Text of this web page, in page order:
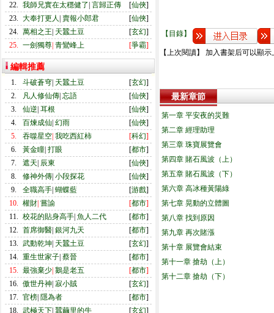
22. 我師兄實在太穩健了 言歸正傳 [仙俠]
23. 大奉打更人 賣報小郎君 [仙俠]
24. 萬相之王 天蠶土豆 [玄幻]
25. 一劍獨尊 青鸞峰上 [爭霸]
編輯推薦
1. 斗破蒼穹 天蠶土豆 [玄幻]
2.
凡人修仙傳 忘語 [仙俠]
3.
仙逆 耳根 [仙俠]
4.
百煉成仙 幻雨 [仙俠]
5.
吞噬星空 我吃西紅柿 [科幻]
6.
黃金瞳 打眼 [都市]
7.
遮天 辰東 [仙俠]
8.
修神外傳 小段探花 [仙俠]
9.
全職高手 蝴蝶藍 [游戲]
10. 權財 嘗諭 [都市]
11. 校花的貼身高手 魚人二代 [都市]
12. 首席御醫 銀河九天 [都市]
13. 武動乾坤 天蠶土豆 [玄幻]
14. 重生世家子 蔡晉 [都市]
15. 最強棄少 鵝是老五 [都市]
16. 傲世丹神 寂小賊 [玄幻]
17. 官榜 隱為者 [都市]
18. 武極天下 蠶繭里的牛 [玄幻]
【目錄】
【上次閱讀】 加入書架后可以顯
最新章節
第一章 平安夜的災難
第二章 經理助理
第三章 珠寶展覽會
第四章 賭石風波（上）
第五章 賭石風波（下）
第六章 高冰種黃陽綠
第七章 晃動的立體圖
第八章 找到原因
第九章 再次賭漲
第十章 展覽會結束
第十一章 搶劫（上）
第十二章 搶劫（下）